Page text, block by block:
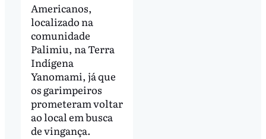
Americanos,
localizado na
comunidade
Palimiu, na Terra
Indígena
Yanomami, já que
os garimpeiros
prometeram voltar
ao local em busca
de vingança.